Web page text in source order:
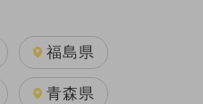
福島県
青森県